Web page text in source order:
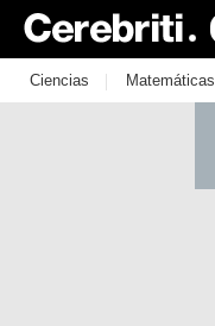
Ciencias | Matemáticas